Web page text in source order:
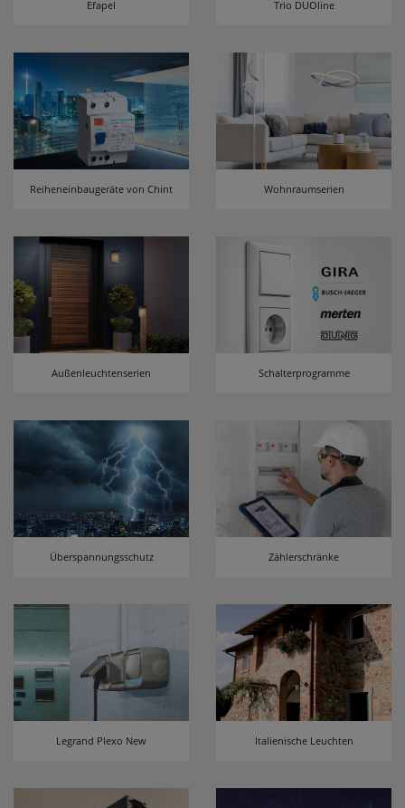
Efapel Trio DUOline
Reiheneinbaugeräte von Chint Wohnraumserien
Außenleuchtenserien Schalterprogramme
Überspannungsschutz Zählerschränke
Legrand Plexo New Italienische Leuchten
erneutem Aufruf die entsprechende Auswahl
Google Maps
Konfiguration speichern
Alle Cookies akzeptieren